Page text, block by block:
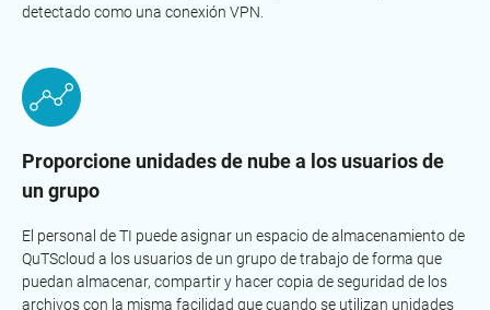
detectado como una conexión VPN.
Proporcione unidades de nube a los usuarios de
un grupo
El personal de TI puede asignar un espacio de almacenamiento de
QuTScloud a los usuarios de un grupo de trabajo de forma que
puedan almacenar, compartir y hacer copia de seguridad de los
archivos con la misma facilidad que cuando se utilizan unidades